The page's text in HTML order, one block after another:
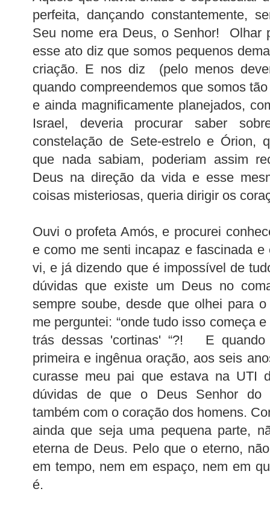
perfeita, dançando constantemente,
Seu nome era Deus, o Senhor! Olhar
esse ato diz que somos pequenos
criação. E nos diz (pelo menos
quando compreendemos que somos
e ainda magnificamente planejados,
Israel, deveria procurar saber
constelação de Sete-estrelo e Órion,
que nada sabiam, poderiam assim
Deus na direção da vida e esse
coisas misteriosas, queria dirigir os
Ouvi o profeta Amós, e procurei
e como me senti incapaz e fascinada
vi, e já dizendo que é impossível de
dúvidas que existe um Deus no
sempre soube, desde que olhei para
me perguntei: “onde tudo isso começa
trás dessas 'cortinas' “?! E quando
primeira e ingênua oração, aos seis
curasse meu pai que estava na UTI
dúvidas de que o Deus Senhor do
também com o coração dos homens.
ainda que seja uma pequena parte,
eterna de Deus. Pelo que o eterno,
em tempo, nem em espaço, nem em
é.